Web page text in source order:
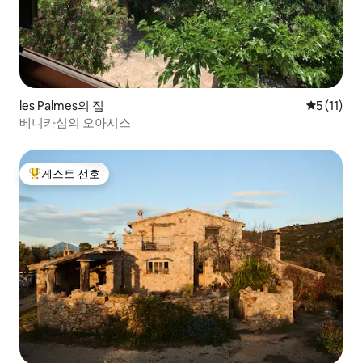
les Palmes의 집 평점 5점
5 (11)
베니카심의 오아시스
상위 게스트 선호
게스트 선호